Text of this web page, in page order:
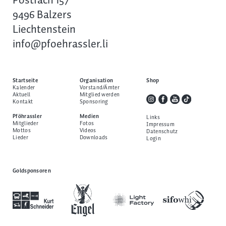
9496 Balzers
Liechtenstein
info@pfoehrassler.li
Startseite
Kalender
Aktuell
Kontakt
Pföhrassler
Mitglieder
Mottos
Lieder
Organisation
Vorstand/Ämter
Mitglied werden
Sponsoring
Medien
Fotos
Videos
Downloads
Shop
Links
Impressum
Datenschutz
Login
Goldsponsoren